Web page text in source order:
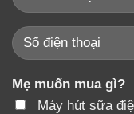
Mẹ muốn mua gì?
Máy hút sữa